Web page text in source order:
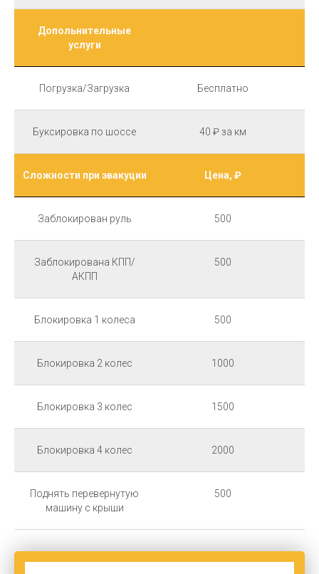
Допольнительные
услуги
Погрузка/Загрузка Бесплатно
Буксировка по шоссе 40 ₽ за км
Сложности при эвакуции Цена, ₽
Заблокирован руль 500
Заблокирована КПП/
АКПП
500
Блокировка 1 колеса 500
Блокировка 2 колес 1000
Блокировка 3 колес 1500
Блокировка 4 колес 2000
Поднять перевернутую
машину с крыши
500